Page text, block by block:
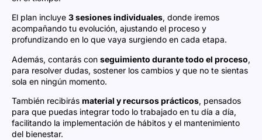
El plan incluye 3sesionesindividuales, donde iremos
acompañando tu evolución, ajustando el proceso y
profundizando en lo que vaya surgiendo en cada etapa.
Además, contarás con seguimiento durantetodo el proceso,
para resolver dudas, sostener los cambios y que no te sientas
sola en ningún momento.
También recibirás material yrecursosprácticos, pensados
para que puedas integrar todo lo trabajado en tu día a día,
facilitando la implementación de hábitos y el mantenimiento
del bienestar.